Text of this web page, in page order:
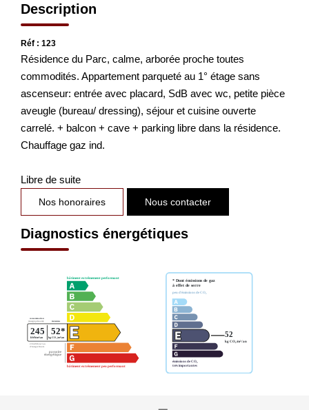
Description
Réf : 123
Résidence du Parc, calme, arborée proche toutes
commodités. Appartement parqueté au 1° étage sans
ascenseur: entrée avec placard, SdB avec wc, petite pièce
aveugle (bureau/ dressing), séjour et cuisine ouverte
carrelé. + balcon + cave + parking libre dans la résidence.
Chauffage gaz ind.
Libre de suite
Nos honoraires Nous contacter
Diagnostics énergétiques